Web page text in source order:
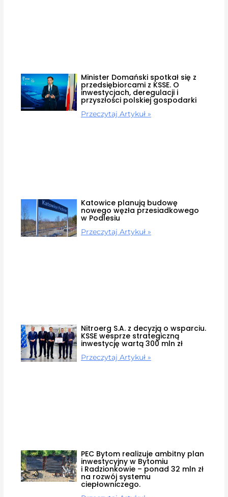
Minister Domański spotkał się z
przedsiębiorcami z KSSE. O
inwestycjach, deregulacji i
przyszłości polskiej gospodarki
Przeczytaj Artykuł »
Katowice planują budowę
nowego węzła przesiadkowego
w Podlesiu
Przeczytaj Artykuł »
Nitroerg S.A. z decyzją o wsparciu.
KSSE wesprze strategiczną
inwestycję wartą 300 mln zł
Przeczytaj Artykuł »
PEC Bytom realizuje ambitny plan
inwestycyjny w Bytomiu
i Radzionkowie – ponad 32 mln zł
na rozwój systemu
ciepłowniczego.